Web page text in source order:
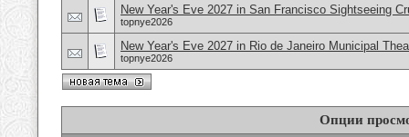
New Year's Eve 2027 in San Francisco Sightseeing
topnye2026
New Year's Eve 2027 in Rio de Janeiro Municipal
topnye2026
Опции